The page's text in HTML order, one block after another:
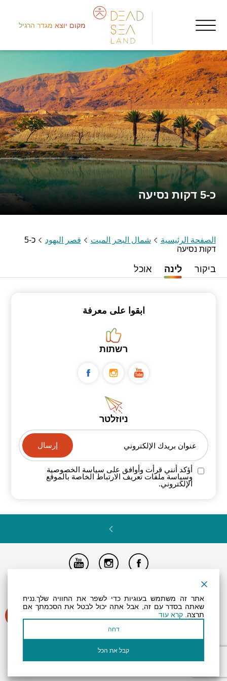
מקום יוצא מגדר הרגיל
כ-5 דקות נסיעה
الصفحة الرئيسية شمال البحر الميت قصر اليهود
כ-5
דקות נסיעה
ביקור לינה אוכל
ابقوا على معرفة
רשתות
ניוזלטר
عنوان بريدك الإلكتروني
أؤكد أنني قرأت وأوافق على سياسة الخصوصية
وسياسة ملفات تعريف الارتباط الخاصة بالموقع
الإلكتروني.
جميع الحقوق محفوظة لـ "أرض (منطقة) البحر الميت ©
אתר זה משתמש בעוגיות כדי לשפר את החוויה שלך.נניח
שאתה בסדר עם זה, אבל אתה יכול לבטל את הסכמתך אם
תרצה. קרא עוד
דחה
קבל את הכל